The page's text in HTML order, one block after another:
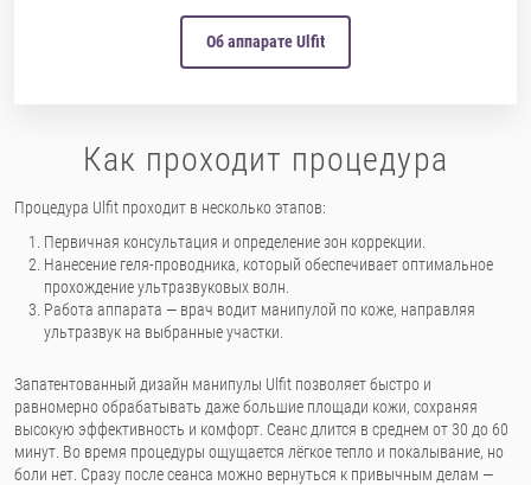
Об аппарате Ulfit
Как проходит процедура
Процедура Ulfit проходит в несколько этапов:
Первичная консультация и определение зон коррекции.
Нанесение геля-проводника, который обеспечивает оптимальное
прохождение ультразвуковых волн.
Работа аппарата — врач водит манипулой по коже, направляя
ультразвук на выбранные участки.
Запатентованный дизайн манипулы Ulfit позволяет быстро и
равномерно обрабатывать даже большие площади кожи, сохраняя
высокую эффективность и комфорт. Сеанс длится в среднем от 30 до 60
минут. Во время процедуры ощущается лёгкое тепло и покалывание, но
боли нет. Сразу после сеанса можно вернуться к привычным делам —